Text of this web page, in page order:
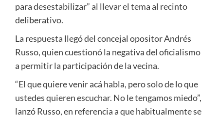
para desestabilizar” al llevar el tema al recinto
deliberativo.
La respuesta llegó del concejal opositorAndrés
Russo, quien cuestionó la negativa del oficialismo
a permitir la participación de la vecina.
“El que quiere venir acá habla, pero solo de lo que
ustedes quieren escuchar. No le tengamos miedo”,
lanzó Russo, en referencia a que habitualmente se